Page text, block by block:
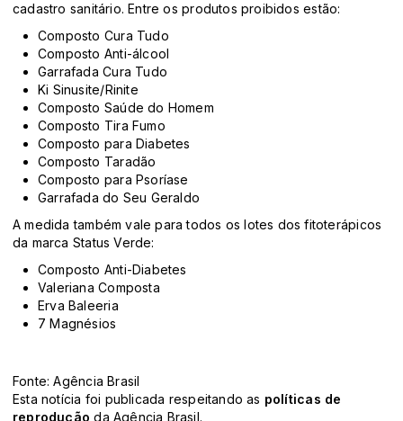
cadastro sanitário. Entre os produtos proibidos estão:
Composto Cura Tudo
Composto Anti-álcool
Garrafada Cura Tudo
Ki Sinusite/Rinite
Composto Saúde do Homem
Composto Tira Fumo
Composto para Diabetes
Composto Taradão
Composto para Psoríase
Garrafada do Seu Geraldo
A medida também vale para todos os lotes dos fitoterápicos
da marca Status Verde:
Composto Anti-Diabetes
Valeriana Composta
Erva Baleeria
7 Magnésios
Fonte: Agência Brasil
Esta notícia foi publicada respeitando as políticas de
reprodução da Agência Brasil.